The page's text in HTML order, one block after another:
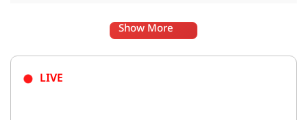
Show More
LIVE